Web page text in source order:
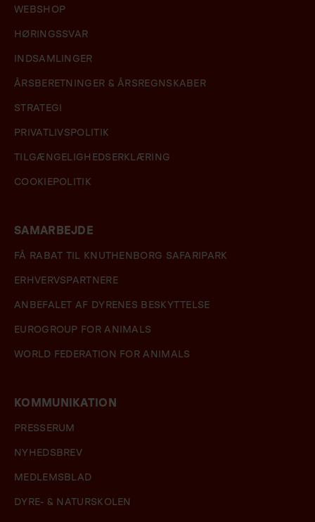
WEBSHOP
HØRINGSSVAR
INDSAMLINGER
ÅRSBERETNINGER & ÅRSREGNSKABER
STRATEGI
PRIVATLIVSPOLITIK
TILGÆNGELIGHEDSERKLÆRING
COOKIEPOLITIK
SAMARBEJDE
FÅ RABAT TIL KNUTHENBORG SAFARIPARK
ERHVERVSPARTNERE
ANBEFALET AF DYRENES BESKYTTELSE
EUROGROUP FOR ANIMALS
WORLD FEDERATION FOR ANIMALS
KOMMUNIKATION
PRESSERUM
NYHEDSBREV
MEDLEMSBLAD
DYRE- & NATURSKOLEN